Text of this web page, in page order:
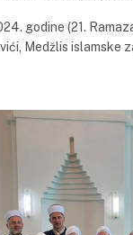
godine (21.
Medžlis islamske